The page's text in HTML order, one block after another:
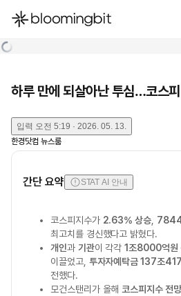
한국어
하루 만에 되살아난 투심…코스
입력 오전 5:19 · 2026. 05. 13.
한경닷컴 뉴스룸
간단 요약 STAT AI 안내
코스피지수가 2.63% 상승,
최고치를 경신했다고 밝혔다.
개인과 기관이 각각1조8000억원
이끌었고, 투자자예탁금 137조
전했다.
모건스탠리가 올해 코스피지수 전